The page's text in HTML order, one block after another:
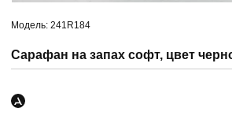
Модель: 241R184
Сарафан на запах софт, цвет